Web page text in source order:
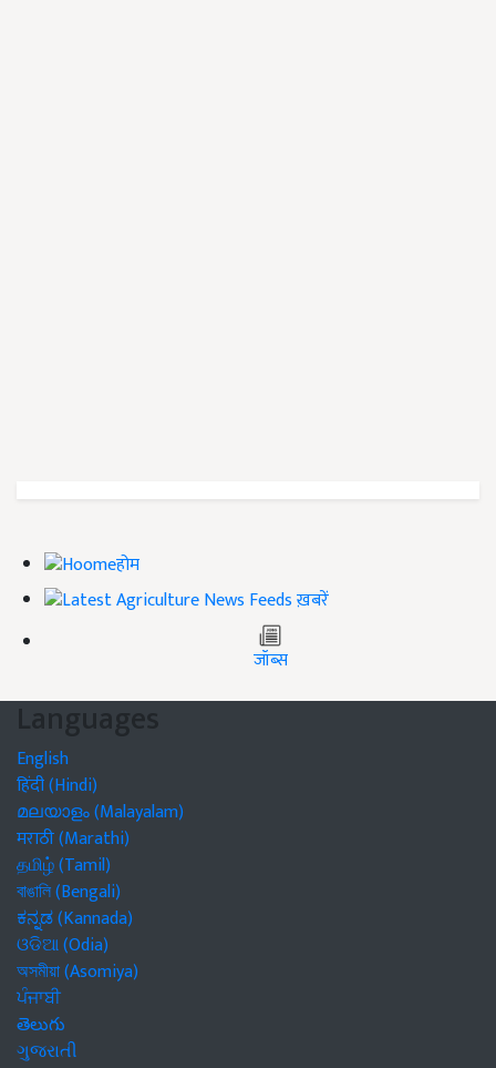
होम
ख़बरें
जॉब्स
Languages
English
हिंदी (Hindi)
മലയാളം (Malayalam)
मराठी (Marathi)
தமிழ் (Tamil)
বাঙালি (Bengali)
ಕನ್ನಡ (Kannada)
ଓଡିଆ (Odia)
অসমীয়া (Asomiya)
ਪੰਜਾਬੀ
తెలుగు
ગુજરાતી